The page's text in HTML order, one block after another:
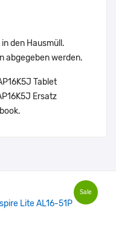
den Hausmüll.
abgegeben werden.
Tablet
Ersatz
Sale
Lite AL16-51P